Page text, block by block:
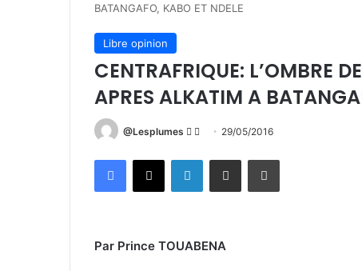
BATANGAFO, KABO ET NDELE
Libre opinion
CENTRAFRIQUE: L’OMBRE
APRES ALKATIM A
@Lesplumes
Follow
Envoyer
courriel
29/05/2016
Facebook
X LinkedinPartager par email Imprimer
Par Prince TOUABENA